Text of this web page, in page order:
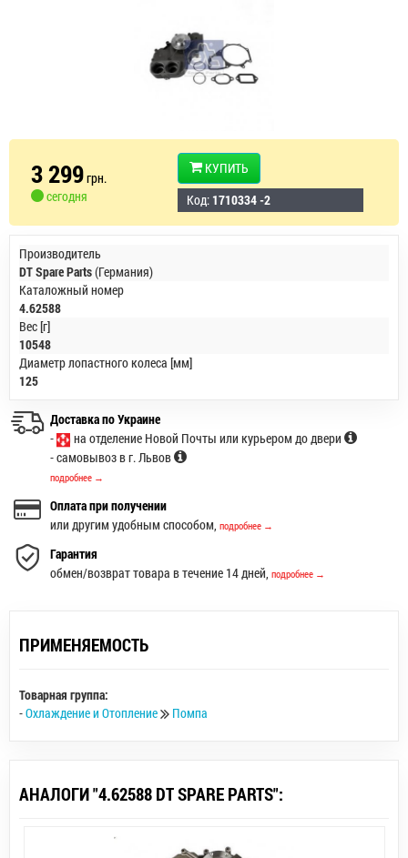
3 299грн.
сегодня
КУПИТЬ
Код: 1710334 -2
Производитель
DT Spare Parts(Германия)
Каталожный номер
4.62588
Вес [г]
10548
Диаметр лопастного колеса [мм]
125
Доставка по Украине
-
на отделение Новой Почты или курьером до двери
- самовывоз в г. Львов
подробнее →
Оплата при получении
или другим удобным способом, подробнее →
Гарантия
обмен/возврат товара в течение 14 дней, подробнее →
ПРИМЕНЯЕМОСТЬ
Товарная группа:
-Охлаждение и Отопление Помпа
АНАЛОГИ "4.62588 DT SPARE PARTS":